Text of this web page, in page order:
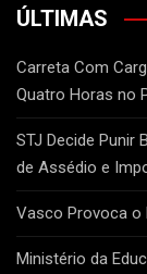
ÚLTIMAS
Carreta Com
Quatro Horas no
STJ Decide Punir
de Assédio e
Vasco Provoca o
Ministério da